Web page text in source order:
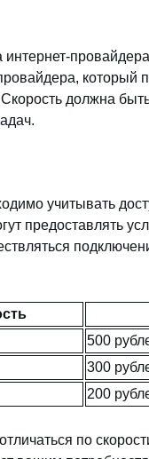
который
должна
учитывать
предоставлять
500
300
200
по